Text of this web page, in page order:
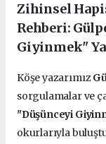
Zihinsel
Rehberi:
Giyinmek"
Köşe yazarımız
sorgulamalar ve
"Düşünceyi
okurlarıyla